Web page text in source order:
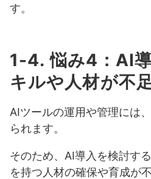
す。
1-4. 悩み4：AI
キルや人材が不
AIツールの運用や管理には
られます。
そのため、AI導入を検討す
を持つ人材の確保や育成が